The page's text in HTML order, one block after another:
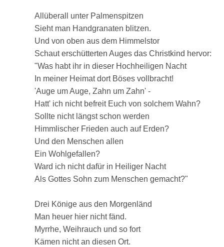
Allüberall unter Palmenspitzen
Sieht man Handgranaten blitzen.
Und von oben aus dem Himmelstor
Schaut erschütterten Auges das Christkind hervor:
"Was habt ihr in dieser Hochheiligen Nacht
In meiner Heimat dort Böses vollbracht!
'Auge um Auge, Zahn um Zahn' -
Hatt' ich nicht befreit Euch von solchem Wahn?
Sollte nicht längst schon werden
Himmlischer Frieden auch auf Erden?
Und den Menschen allen
Ein Wohlgefallen?
Ward ich nicht dafür in Heiliger Nacht
Als Gottes Sohn zum Menschen gemacht?"
Drei Könige aus den Morgenländ
Man heuer hier nicht fänd.
Myrrhe, Weihrauch und so fort
Kämen nicht an diesen Ort.